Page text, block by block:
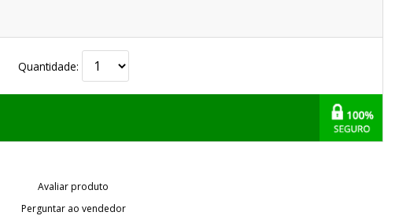
Quantidade:
Avaliar produto
Perguntar ao vendedor